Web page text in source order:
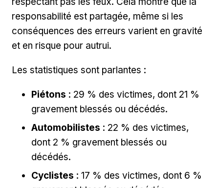
responsabilité est partagée, même si les
conséquences des erreurs varient en gravité
et en risque pour autrui.
Les statistiques sont parlantes :
Piétons : 29 % des victimes, dont 21 %
gravement blessés ou décédés.
Automobilistes : 22 % des victimes,
dont 2 % gravement blessés ou
décédés.
Cyclistes : 17 % des victimes, dont 6 %